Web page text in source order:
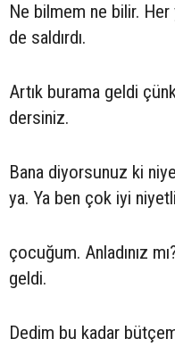
Ne bilmem ne bilir.
de saldırdı.
Artık burama geldi
dersiniz.
Bana diyorsunuz ki
ya. Ya ben çok iyi
çocuğum. Anladınız
geldi.
Dedim bu kadar